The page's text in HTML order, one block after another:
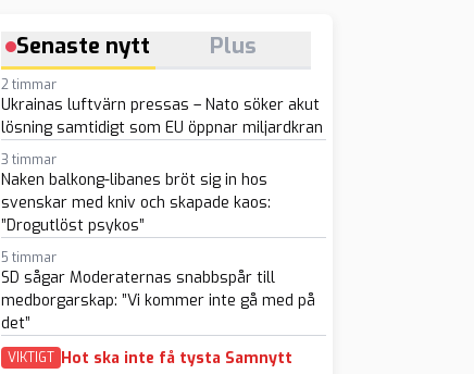
Senaste nytt Plus
2 timmar
Ukrainas luftvärn pressas – Nato söker akut
lösning samtidigt som EU öppnar miljardkran
3 timmar
Naken balkong-libanes bröt sig in hos
svenskar med kniv och skapade kaos:
”Drogutlöst psykos”
5 timmar
SD sågar Moderaternas snabbspår till
medborgarskap: ”Vi kommer inte gå med på
det”
VIKTIGT Hot ska inte få tysta Samnytt